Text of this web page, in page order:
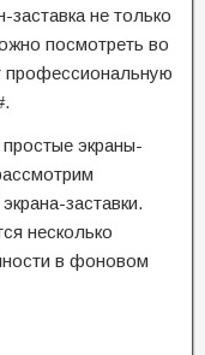
заставка не только
посмотреть во
профессиональную
экраны-
заставки.
несколько
в фоновом